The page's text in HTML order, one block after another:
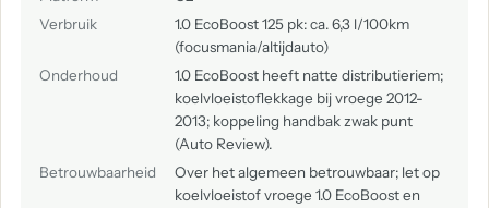
Verbruik
1.0 EcoBoost 125 pk: ca. 6,3 l/100km
(focusmania/altijdauto)
Onderhoud
1.0 EcoBoost heeft natte distributieriem;
koelvloeistoflekkage bij vroege 2012-
2013; koppeling handbak zwak punt
(Auto Review).
Betrouwbaarheid
Over het algemeen betrouwbaar; let op
koelvloeistof vroege 1.0 EcoBoost en